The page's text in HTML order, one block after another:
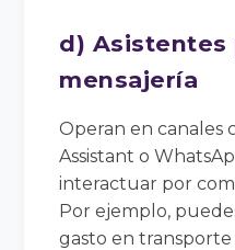
d) Asistentes
mensajería
Operan en canales
Assistant o
interactuar por
Por ejemplo,
gasto en transporte